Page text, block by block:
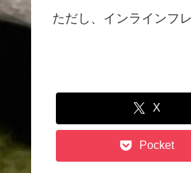
ただし、インラインフ
X
Pocket